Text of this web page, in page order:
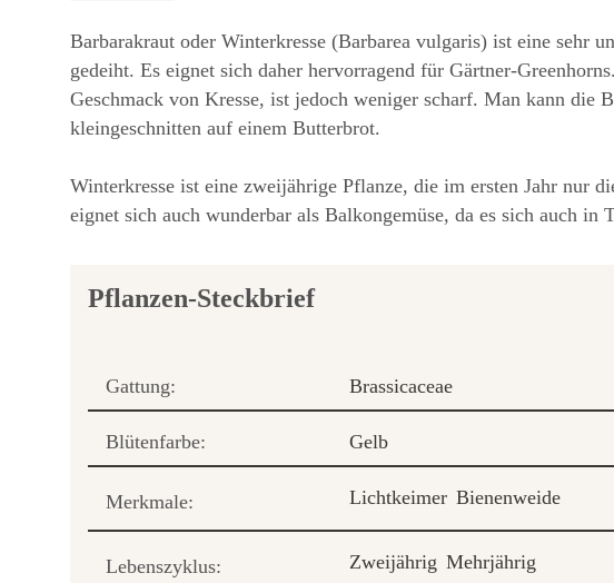
Barbarakraut oder Winterkresse (Barbarea vulgaris) ist eine sehr
gedeiht. Es eignet sich daher hervorragend für Gärtner-
Geschmack von Kresse, ist jedoch weniger scharf. Man kann die
kleingeschnitten auf einem Butterbrot.
Winterkresse ist eine zweijährige Pflanze, die im ersten Jahr nur
eignet sich auch wunderbar als Balkongemüse, da es sich auch
Pflanzen-Steckbrief
Gattung: Brassicaceae
Blütenfarbe: Gelb
Merkmale: Lichtkeimer Bienenweide
Lebenszyklus: Zweijährig Mehrjährig